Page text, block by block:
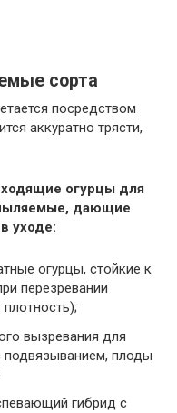
сорта
посредством
аккуратно трясти,
огурцы для
дающие
уходе:
огурцы, стойкие к
перезревании
вызревания для
подвязыванием, плоды
гибрид с